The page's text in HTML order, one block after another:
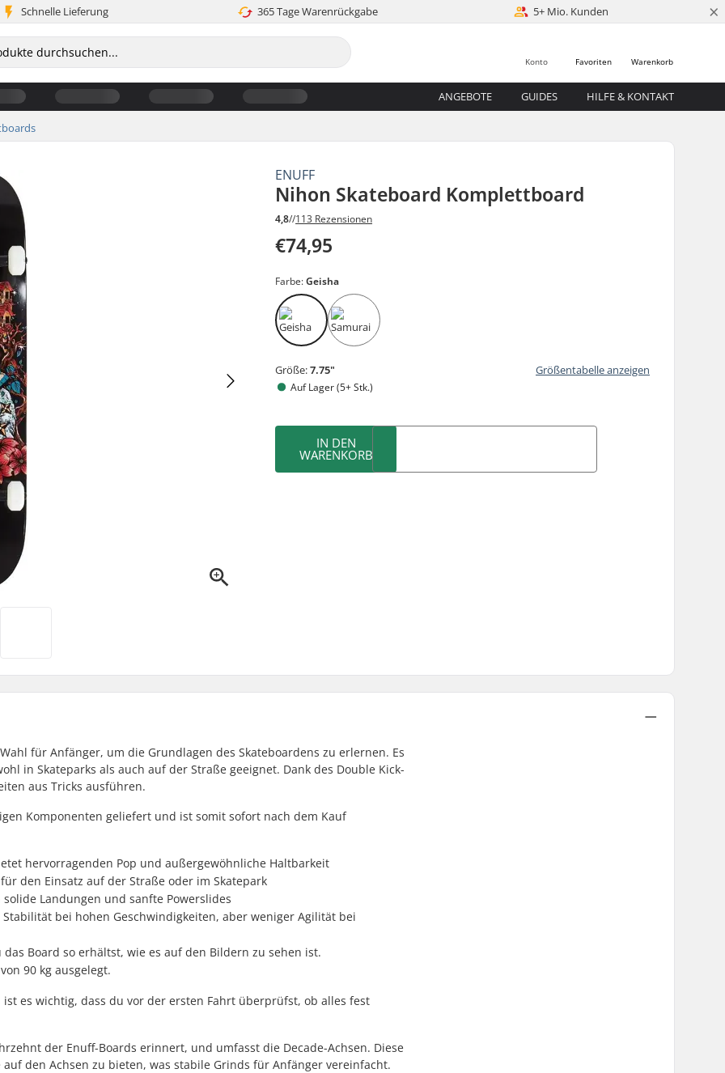
Schnelle Lieferung 365 Tage Warenrückgabe 5+ Mio. Kunden ×
Warenkorb
Favoriten
Konto
ANGEBOTE GUIDES HILFE & KONTAKT
ENUFF
Nihon Skateboard Komplettboard
4,8//113 Rezensionen
€74,95
Farbe:Geisha
Größe:7.75" Größentabelle anzeigen
Auf Lager (5+ Stk.)
IN DEN
WARENKORB
für Anfänger, um die Grundlagen des Skateboardens zu erlernen. Es
in Skateparks als auch auf der Straße geeignet. Dank des Double Kick-
aus Tricks ausführen.
Komponenten geliefert und ist somit sofort nach dem Kauf
hervorragenden Pop und außergewöhnliche Haltbarkeit
den Einsatz auf der Straße oder im Skatepark
Landungen und sanfte Powerslides
bei hohen Geschwindigkeiten, aber weniger Agilität bei
Board so erhältst, wie es auf den Bildern zu sehen ist.
90 kg ausgelegt.
es wichtig, dass du vor der ersten Fahrt überprüfst, ob alles fest
der Enuff-Boards erinnert, und umfasst die Decade-Achsen. Diese
den Achsen zu bieten, was stabile Grinds für Anfänger vereinfacht.